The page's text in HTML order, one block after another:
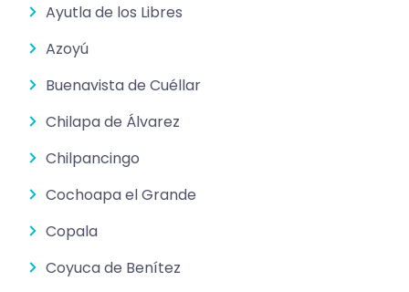
Ayutla de los Libres
Azoyú
Buenavista de Cuéllar
Chilapa de Álvarez
Chilpancingo
Cochoapa el Grande
Copala
Coyuca de Benítez